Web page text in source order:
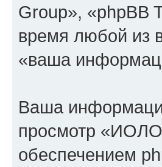
Group», «phpBB
время любой из
«ваша
Ваша
просмотр
обеспечением